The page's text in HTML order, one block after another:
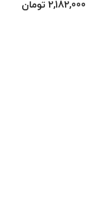
2,182,000 تومان